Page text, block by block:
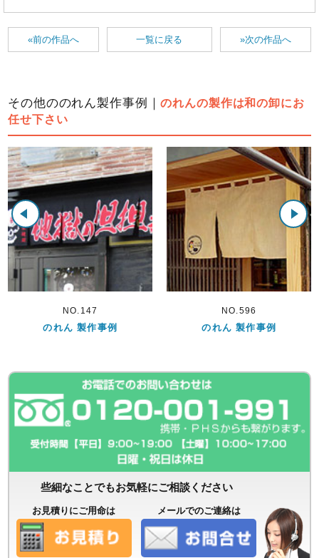
«前の作品へ »次の作品へ
一覧に戻る
その他ののれん製作事例｜のれんの製作は和の卸にお
任せ下さい
ん 製作事例 のれん 製作事例
些細なことでもお気軽にご相談ください
お見積りにご用命は メールでのご連絡は